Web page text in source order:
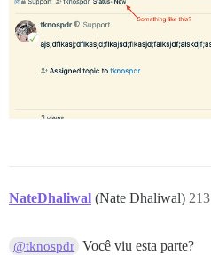
NateDhaliwal (Nate Dhaliwal) 213
@tknospdr Você viu esta parte?